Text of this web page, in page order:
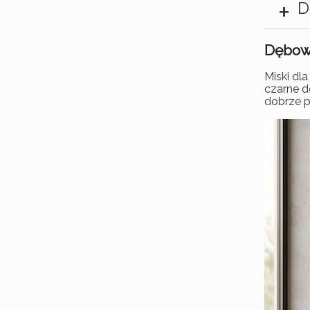
+
Miski
czarne
dobrze